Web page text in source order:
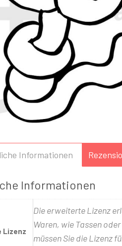
Informationen
Informationen
Lizenz
Die erweiterte Lizenz
Waren, wie Tassen
müssen Sie die Lizenz